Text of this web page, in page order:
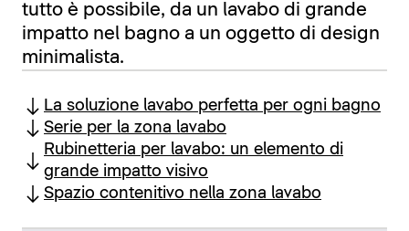
tutto è possibile, da un lavabo di grande
impatto nel bagno a un oggetto di design
minimalista.
La soluzione lavabo perfetta per ogni bagno
Serie per la zona lavabo
Rubinetteria per lavabo: un elemento di
grande impatto visivo
Spazio contenitivo nella zona lavabo